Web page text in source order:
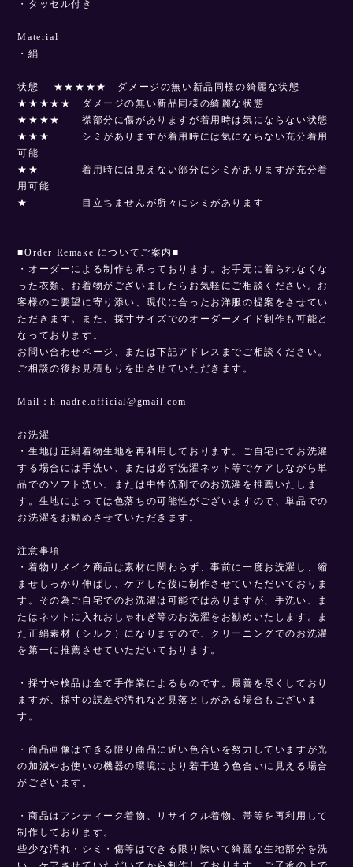
・タッセル付き
Material
・絹
状態 ★★★★★ ダメージの無い新品同様の綺麗な状態
★★★★★ ダメージの無い新品同様の綺麗な状態
★★★★ 襟部分に傷がありますが着用時は気にならない状態
★★★ シミがありますが着用時には気にならない充分着用
可能
★★ 着用時には見えない部分にシミがありますが充分着
用可能
★ 目立ちませんが所々にシミがあります
■Order Remake についてご案内■
・オーダーによる制作も承っております。お手元に着られなくな
った衣類、お着物がございましたらお気軽にご相談ください。お
客様のご要望に寄り添い、現代に合ったお洋服の提案をさせてい
ただきます。また、採寸サイズでのオーダーメイド制作も可能と
なっております。
お問い合わせページ、または下記アドレスまでご相談ください。
ご相談の後お見積もりを出させていただきます。
Mail：h.nadre.official@gmail.com
お洗濯
・生地は正絹着物生地を再利用しております。ご自宅にてお洗濯
する場合には手洗い、または必ず洗濯ネット等でケアしながら単
品でのソフト洗い、または中性洗剤でのお洗濯を推薦いたしま
す。生地によっては色落ちの可能性がございますので、単品での
お洗濯をお勧めさせていただきます。
注意事項
・着物リメイク商品は素材に関わらず、事前に一度お洗濯し、縮
ませしっかり伸ばし、ケアした後に制作させていただいておりま
す。その為ご自宅でのお洗濯は可能ではありますが、手洗い、ま
たはネットに入れおしゃれぎ等のお洗濯をお勧めいたします。ま
た正絹素材（シルク）になりますので、クリーニングでのお洗濯
を第一に推薦させていただいております。
・採寸や検品は全て手作業によるものです。最善を尽くしており
ますが、採寸の誤差や汚れなど見落としがある場合もございま
す。
・商品画像はできる限り商品に近い色合いを努力していますが光
の加減やお使いの機器の環境により若干違う色合いに見える場合
がございます。
・商品はアンティーク着物、リサイクル着物、帯等を再利用して
制作しております。
些少な汚れ・シミ・傷等はできる限り除いて綺麗な生地部分を洗